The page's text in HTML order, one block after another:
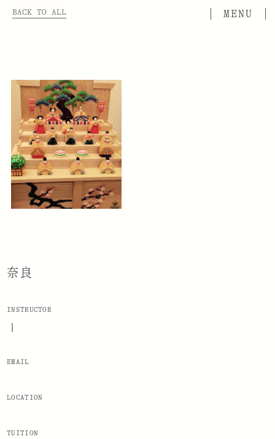
BACK TO ALL
奈良
INSTRUCTOR
|
EMAIL
LOCATION
TUITION